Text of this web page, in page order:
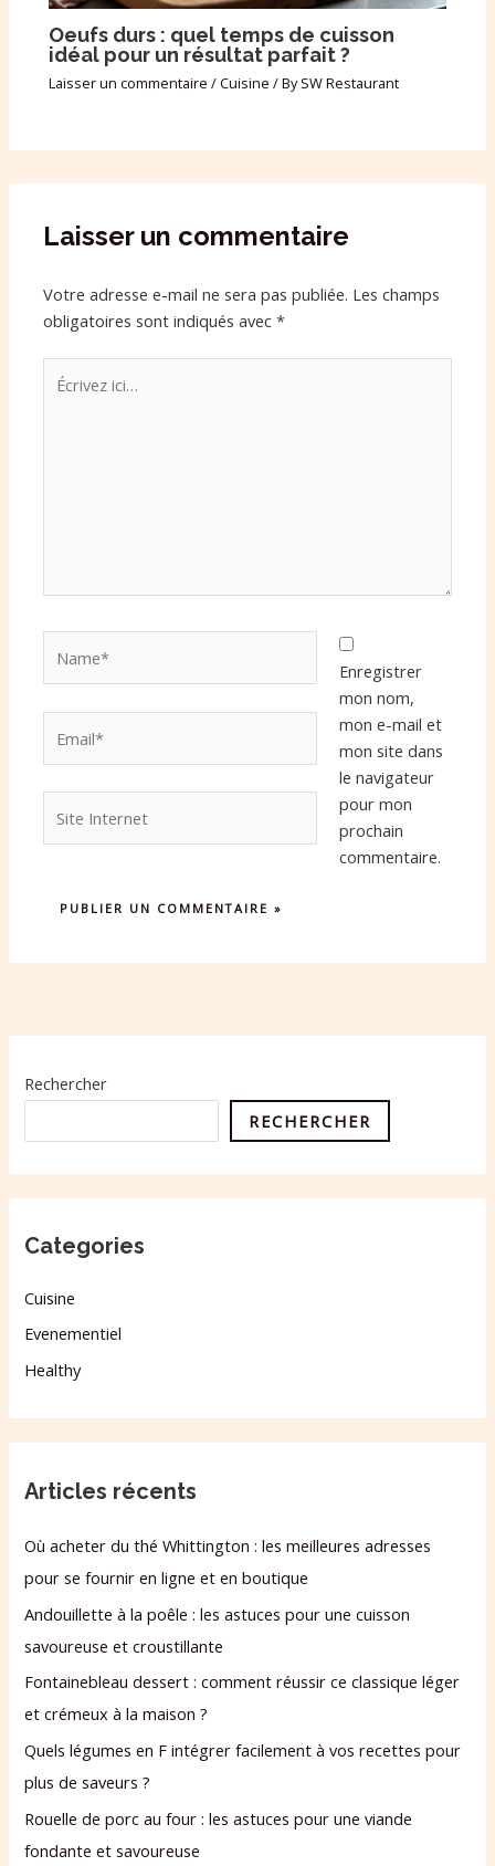
Oeufs durs : quel temps de cuisson
idéal pour un résultat parfait ?
Laisser un commentaire /Cuisine / BySW Restaurant
Laisser un commentaire
Votre adresse e-mail ne sera pas publiée. Les champs
obligatoires sont indiqués avec*
ici…
Internet
Enregistrer
mon nom,
mon e-mail et
mon site dans
le navigateur
pour mon
prochain
commentaire.
Rechercher
RECHERCHER
Categories
Cuisine
Evenementiel
Healthy
Articles récents
Où acheter du thé Whittington : les meilleures adresses
pour se fournir en ligne et en boutique
Andouillette à la poêle : les astuces pour une cuisson
savoureuse et croustillante
Fontainebleau dessert : comment réussir ce classique léger
et crémeux à la maison ?
Quels légumes en F intégrer facilement à vos recettes pour
plus de saveurs ?
Rouelle de porc au four : les astuces pour une viande
fondante et savoureuse